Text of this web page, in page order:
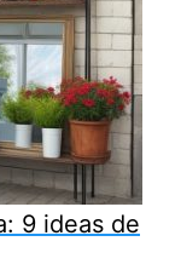
9 ideas de